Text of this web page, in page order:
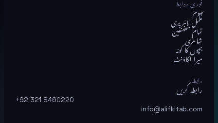
فوری روابط
ہوم
مکمل لائبریری
تمام مصنفین
شاعری
بچوں کا کونہ
میرا اکاؤنٹ
رابطہ
رابطہ کریں
+92 321 8460220
info@alifkitab.com